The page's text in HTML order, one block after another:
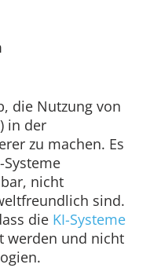
die Nutzung von
in der
zu machen. Es
nicht
sind.
die KI-Systeme
werden und nicht